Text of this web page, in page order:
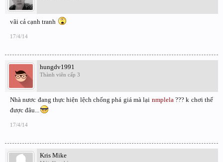
vãi cả cạnh tranh
17/4/14
hungdv1991
Thành viên cấp 3
Nhà nươc đang thực hiện lệch chống phá giá mà lại nmplela??? k chơi thế
được đâu...
17/4/14
Kris Mike